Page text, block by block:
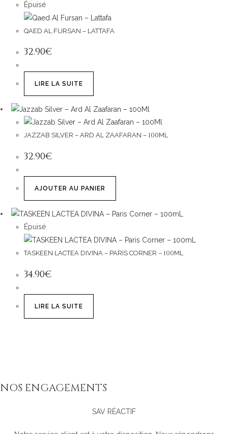
Épuisé
QAED AL FURSAN – LATTAFA
32.90€
LIRE LA SUITE
JAZZAB SILVER – ARD AL ZAAFARAN – 100ML
32.90€
AJOUTER AU PANIER
Épuisé
TASKEEN LACTEA DIVINA – PARIS CORNER – 100ML
34.90€
LIRE LA SUITE
NOS ENGAGEMENTS
SAV RÉACTIF